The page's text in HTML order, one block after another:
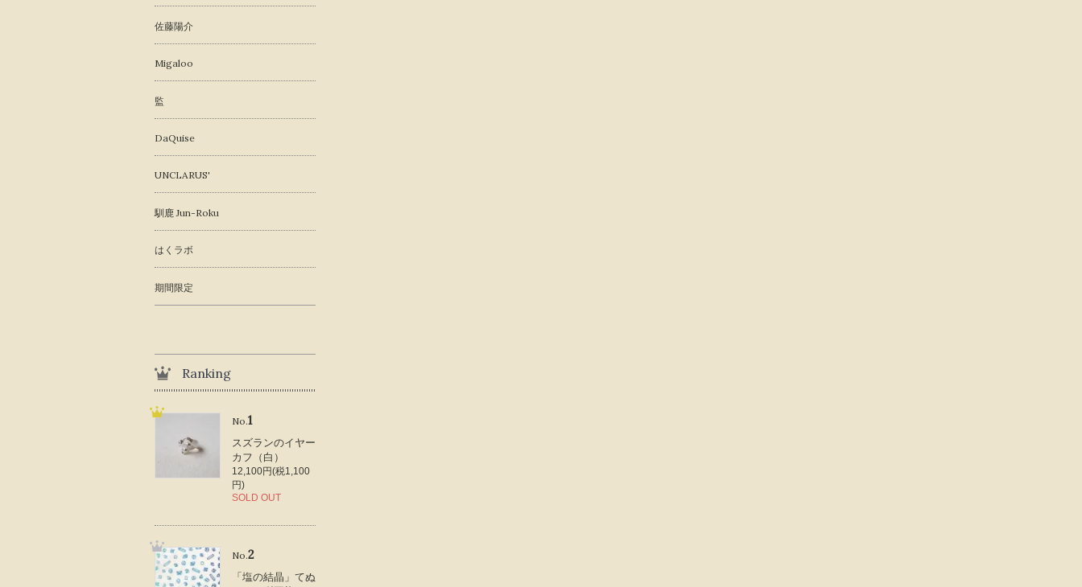
佐藤陽介
Migaloo
監
DaQuise
UNCLARUS'
馴鹿 Jun-Roku
はくラボ
期間限定
Ranking
No.1
スズランのイヤー
カフ（白）
12,100円(税1,100
円)
SOLD OUT
No.2
「塩の結晶」てぬ